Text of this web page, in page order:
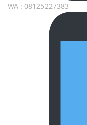
WA : 08125227383